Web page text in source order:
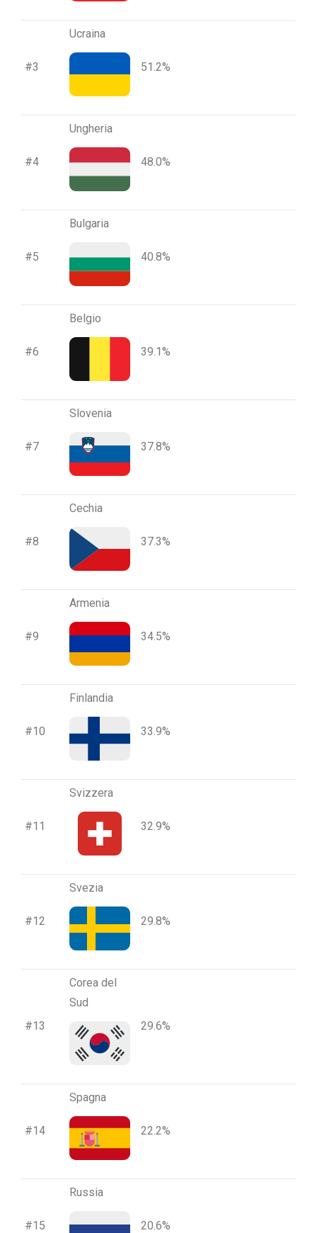
#3
Ucraina
51.2%
#4
Ungheria
48.0%
#5
Bulgaria
40.8%
#6
Belgio
39.1%
#7
Slovenia
37.8%
#8
Cechia
37.3%
#9
Armenia
34.5%
#10
Finlandia
33.9%
#11
Svizzera
32.9%
#12
Svezia
29.8%
#13
Corea del
Sud
29.6%
#14
Spagna
22.2%
#15
Russia
20.6%